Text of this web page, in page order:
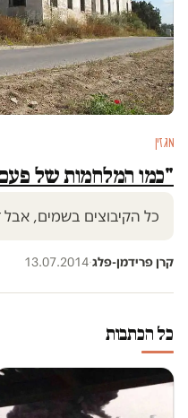
מגזין
"כמו המלחמות של
כל הקיבוצים בשמים, אבל
קרן פרידמן-פלג·
13.07.2014
כל הכתבות